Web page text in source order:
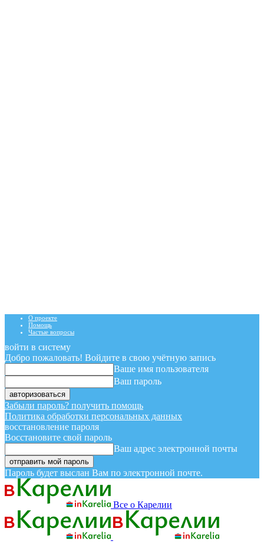
О проекте
Помощь
Частые вопросы
войти в систему
Добро пожаловать! Войдите в свою учётную запись
Ваше имя пользователя
Ваш пароль
Забыли пароль? получить помощь
Политика обработки персональных данных
восстановление пароля
Восстановите свой пароль
Ваш адрес электронной почты
Пароль будет выслан Вам по электронной почте.
Все о Карелии